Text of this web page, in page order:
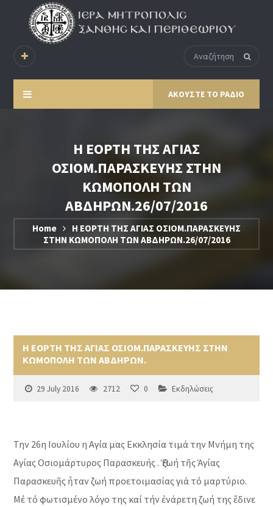
ΑΚΟΥΣΤΕ ΤΟ ΡΑΔΙΟ
Η ΕΟΡΤΗ ΤΗΣ ΑΓΙΑΣ
ΟΣΙΟΜ.ΠΑΡΑΣΚΕΥΗΣ ΣΤΗΝ
ΚΩΜΟΠΟΛΗ ΤΩΝ
ΑΒΔΗΡΩΝ.26/07/2016
Home
Η ΕΟΡΤΗ ΤΗΣ ΑΓΙΑΣ ΟΣΙΟΜ.ΠΑΡΑΣΚΕΥΗΣ
ΣΤΗΝ ΚΩΜΟΠΟΛΗ ΤΩΝ ΑΒΔΗΡΩΝ.26/07/2016
Η ΕΟΡΤΗ ΤΗΣ ΑΓΙΑΣ ΟΣΙΟΜ.ΠΑΡΑΣΚΕΥΗΣ ΣΤΗΝ
ΚΩΜΟΠΟΛΗ ΤΩΝ ΑΒΔΗΡΩΝ.
29 July 2016 2712 0 Εκδηλώσεις
Την 26η Ιουλίου η Αγία μας Εκκλησία τιμά την Μνήμη της
Αγίας Οσιομάρτυρος Παρασκευής . Ἡ ζωή τῆς Ἁγίας
Παρασκευῆς ἦταν ζωή προετοιμασίας γιά τό μαρτύριο.
Μέ τό φωτισμένο λόγο της καί τήν ἐνάρετη ζωή της ἔδινε